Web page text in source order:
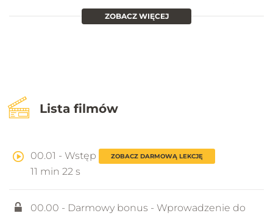
jest dostępnych bardzo dużo darmowych modeli 3D,
ale umiejętność sprawnego modelowania oraz
umiejętności możemy niejednokrotnie stracić
bardzo dużo czasu.
ZOBACZ WIĘCEJ
Lista filmów
00.01 - Wstęp ZOBACZ DARMOWĄ LEKCJĘ
11 min 22 s
00.00 - Darmowy bonus - Wprowadzenie do